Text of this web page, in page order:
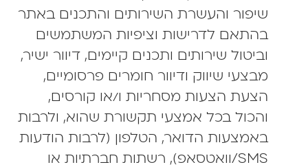
שיפור והעשרת השירותים והתכנים באתר
בהתאם לדרישות וציפיות המשתמשים
וביטול שירותים ותכנים קיימים, דיוור ישיר,
מבצעי שיווק ודיוור חומרים פרסומיים,
הצעת הצעות מסחריות ו/או קורסים,
והכול בכל אמצעי תקשורת שהוא, ולרבות
באמצעות הדואר, הטלפון (לרבות הודעות
SMS/וואטסאפ), רשתות חברתיות או